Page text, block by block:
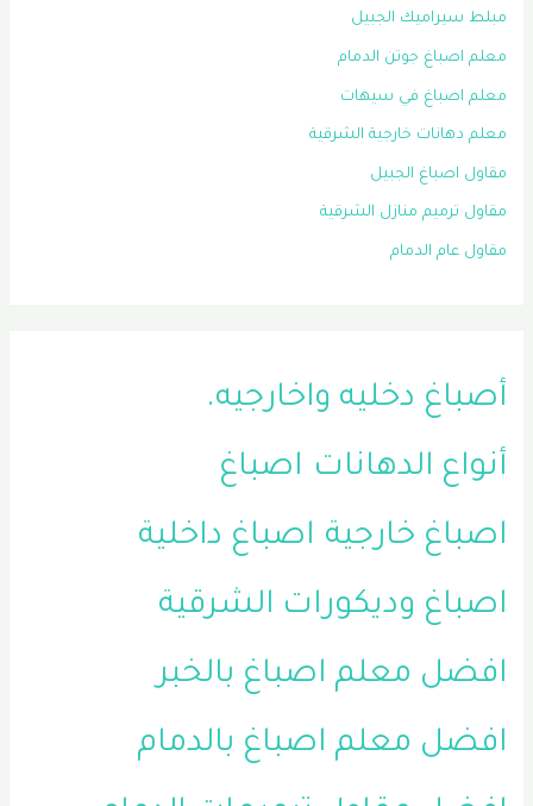
مبلط سيراميك الجبيل
معلم اصباغ جوتن الدمام
معلم اصباغ في سيهات
معلم دهانات خارجية الشرقية
مقاول اصباغ الجبيل
مقاول ترميم منازل الشرقية
مقاول عام الدمام
أصباغ دخليه واخارجيه.
أنواع الدهانات اصباغ
اصباغ خارجية اصباغ داخلية
اصباغ وديكورات الشرقية
افضل معلم اصباغ بالخبر
افضل معلم اصباغ بالدمام